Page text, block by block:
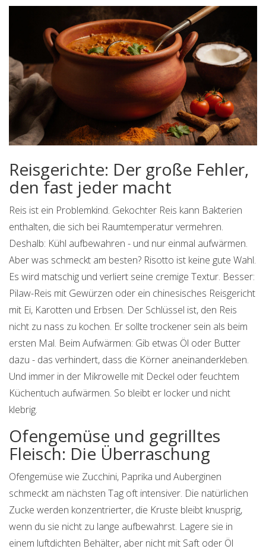
Reisgerichte: Der große Fehler,
den fast jeder macht
Reis ist ein Problemkind. Gekochter Reis kann Bakterien
enthalten, die sich bei Raumtemperatur vermehren.
Deshalb: Kühl aufbewahren - und nur einmal aufwärmen.
Aber was schmeckt am besten? Risotto ist keine gute Wahl.
Es wird matschig und verliert seine cremige Textur. Besser:
Pilaw-Reis mit Gewürzen oder ein chinesisches Reisgericht
mit Ei, Karotten und Erbsen. Der Schlüssel ist, den Reis
nicht zu nass zu kochen. Er sollte trockener sein als beim
ersten Mal. Beim Aufwärmen: Gib etwas Öl oder Butter
dazu - das verhindert, dass die Körner aneinanderkleben.
Und immer in der Mikrowelle mit Deckel oder feuchtem
Küchentuch aufwärmen. So bleibt er locker und nicht
klebrig.
Ofengemüse und gegrilltes
Fleisch: Die Überraschung
Ofengemüse wie Zucchini, Paprika und Auberginen
schmeckt am nächsten Tag oft intensiver. Die natürlichen
Zucke werden konzentrierter, die Kruste bleibt knusprig,
wenn du sie nicht zu lange aufbewahrst. Lagere sie in
einem luftdichten Behälter, aber nicht mit Saft oder Öl